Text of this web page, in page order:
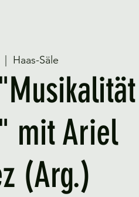
Haas-Säle
mit Ariel
(Arg.)